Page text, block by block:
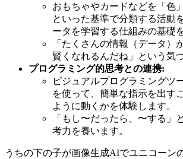
おもちゃやカードなどを「色
といった基準で分類する活動
ータを学習する仕組みの基礎
「たくさんの情報（データ）
賢くなれるんだね」という気
プログラミング的思考との連携:
ビジュアルプログラミングツ
を使って、簡単な指示を出す
ように動くかを体験します。
「もし〜だったら、〜する」
考力を養います。
うちの下の子が画像生成AIでユニコーン